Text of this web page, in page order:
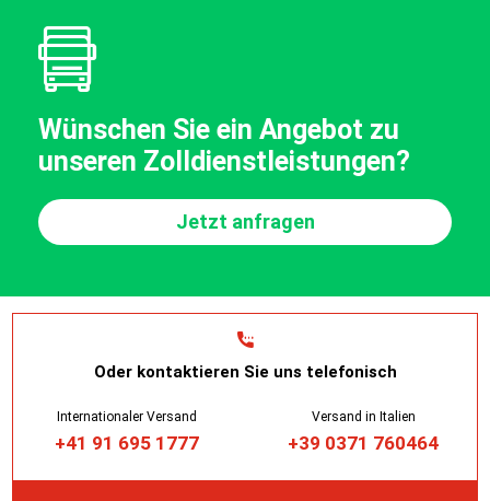
Wünschen Sie ein Angebot zu
unseren Zolldienstleistungen?
Jetzt anfragen
Oder kontaktieren Sie uns telefonisch
Internationaler Versand
+41 91 695 1777
Versand in Italien
+39 0371 760464